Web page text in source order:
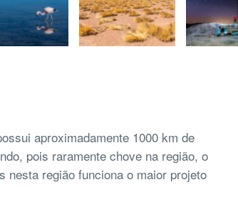
aproximadamente 1000 km de
pois raramente chove na região, o
região funciona o maior projeto